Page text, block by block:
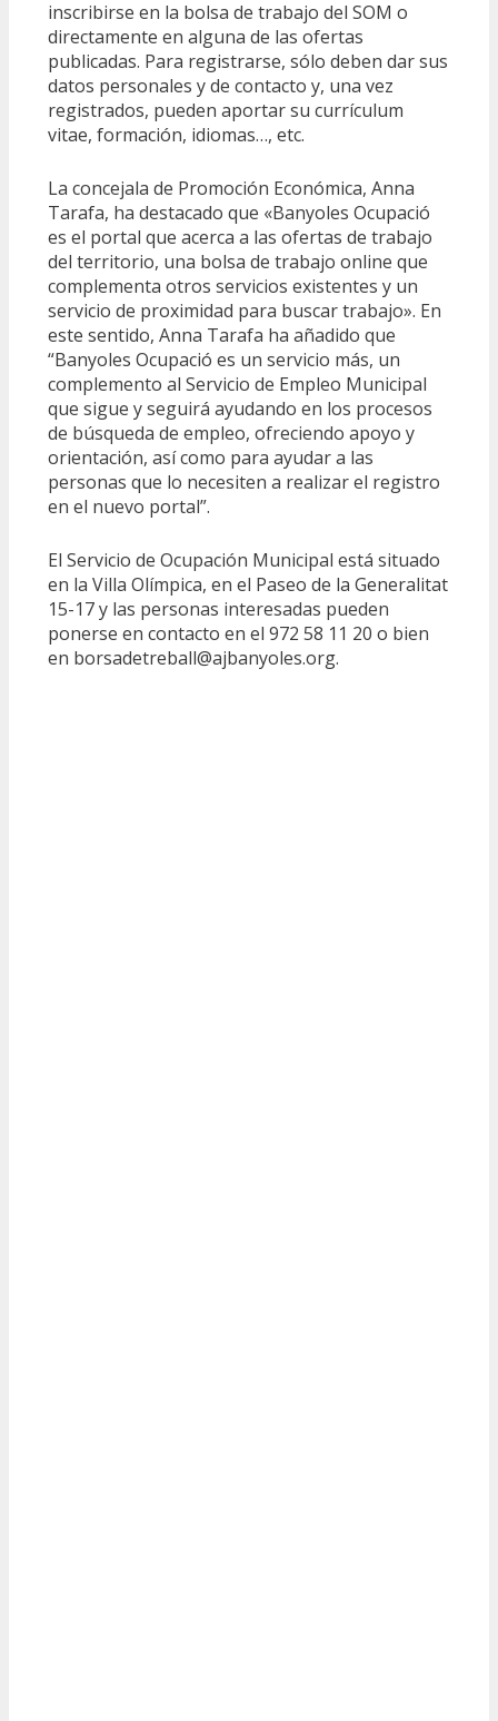
inscribirse en la bolsa de trabajo del SOM o
directamente en alguna de las ofertas
publicadas. Para registrarse, sólo deben dar sus
datos personales y de contacto y, una vez
registrados, pueden aportar su currículum
vitae, formación, idiomas…, etc.
La concejala de Promoción Económica, Anna
Tarafa, ha destacado que «Banyoles Ocupació
es el portal que acerca a las ofertas de trabajo
del territorio, una bolsa de trabajo online que
complementa otros servicios existentes y un
servicio de proximidad para buscar trabajo». En
este sentido, Anna Tarafa ha añadido que
“Banyoles Ocupació es un servicio más, un
complemento al Servicio de Empleo Municipal
que sigue y seguirá ayudando en los procesos
de búsqueda de empleo, ofreciendo apoyo y
orientación, así como para ayudar a las
personas que lo necesiten a realizar el registro
en el nuevo portal”.
El Servicio de Ocupación Municipal está situado
en la Villa Olímpica, en el Paseo de la Generalitat
15-17 y las personas interesadas pueden
ponerse en contacto en el 972 58 11 20 o bien
en borsadetreball@ajbanyoles.org.